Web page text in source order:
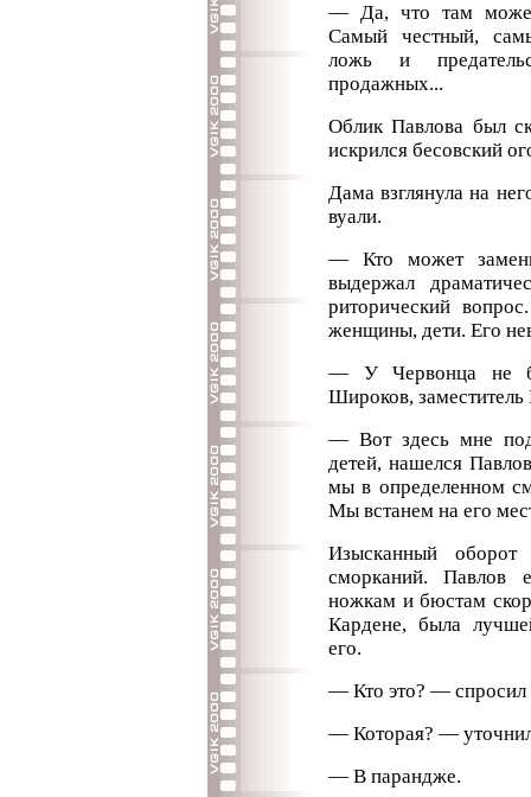
— Да, что там
Самый честный,
ложь и
продажных...
Облик Павлова был
искрился бесовский
Дама взглянула на
вуали.
— Кто может
выдержал
риторический
женщины, дети. Его
— У Червонца не
Широков,
— Вот здесь мне
детей, нашелся
мы в определенном
Мы встанем на его
Изысканный
сморканий. Павлов
ножкам и бюстам
Кардене, была
его.
— Кто это? — спросил
— Которая? —
— В парандже.